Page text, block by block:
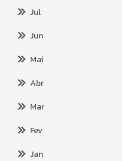
Jul
Jun
Mai
Abr
Mar
Fev
Jan